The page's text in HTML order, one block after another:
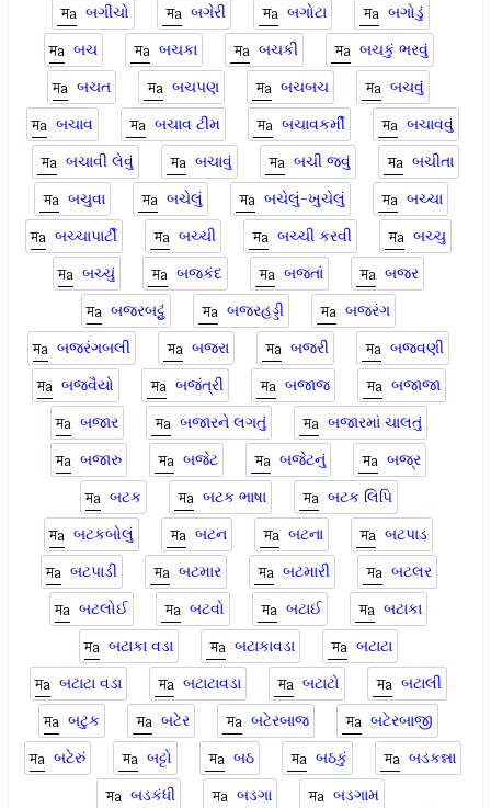
બગીચો
બગેરી બગોટા
બગોડું
બચ
બચકા બચકી
બચકું ભરવું
બચત
બચપણ બચબચ
બચવું
બચાવ
બચાવ ટીમ બચાવકર્મી
બચાવવું
બચાવી લેવું
બચાવું બચી જવું
બચીતા
બચુવા
બચેલું બચેલું-ખુચેલું
બચ્ચા
બચ્ચાપાર્ટી
બચ્ચી બચ્ચી કરવી
બચ્ચુ
બચ્ચું
બજકંદ બજતાં
બજર
બજરબટ્ટું
બજરહડ્ડી
બજરંગ
બજરંગબલી
બજરા બજરી
બજવણી
બજવૈયો
બજંત્રી બજાજ
બજાજા
બજાર
બજારને લગતું
બજારમાં ચાલતું
બજારુ
બજેટ બજેટનું
બજ્ર
બટક
બટક ભાષા
બટક લિપિ
બટકબોલું
બટન બટના
બટપાડ
બટપાડી
બટમાર બટમારી
બટલર
બટલોઈ
બટવો બટાઈ
બટાકા
બટાકા વડા
બટાકાવડા
બટાટા
બટાટા વડા
બટાટાવડા બટાટો
બટાલી
બટુક
બટેર બટેરબાજ
બટેરબાજી
બટેરું
બટ્ટો બઠ બઠકું
બડકન્ના
બડકંધી
બડગા
બડગામ